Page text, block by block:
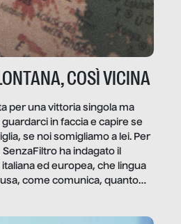
COSÌ VICINA
per una vittoria singola ma
in faccia e capire se
se noi somigliamo a lei. Per
ha indagato il
ed europea, che lingua
come comunica, quanto